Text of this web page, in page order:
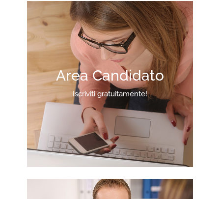
Area Candidato
Iscriviti gratuitamente!